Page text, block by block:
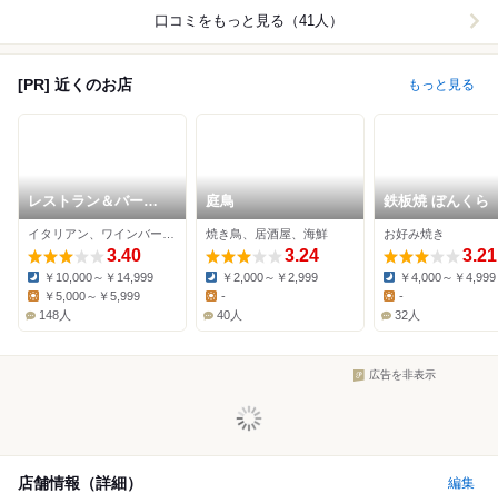
口コミをもっと見る（41人）
[PR] 近くのお店 もっと見る
レストラン＆バー
Level 36
3.40
Dinner:
￥10,000～￥14,999
￥5,000～￥5,999
148人
庭鳥
焼き鳥、居酒屋、海鮮
3.24
Dinner:
￥2,000～￥2,999
Lunch:
-
40人
鉄板焼 ぼんくら
お好み焼き
3.21
Dinner:
￥4,000～￥4,999
Lunch:
-
32人
広告を非表示
店舗情報（詳細） 編集